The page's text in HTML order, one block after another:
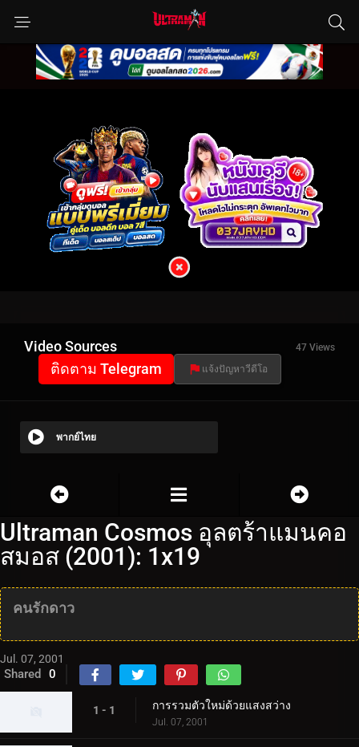
Video Sources 47 Views
ติดตาม Telegram แจ้งปัญหาวีดีโอ
พากย์ไทย
Ultraman Cosmos อุลตร้าแมนคอ
สมอส (2001): 1x19
คนรักดาว
Jul. 07, 2001
Shared 0
1 - 1 การรวมตัวใหม่ด้วยแสงสว่าง
Jul. 07, 2001